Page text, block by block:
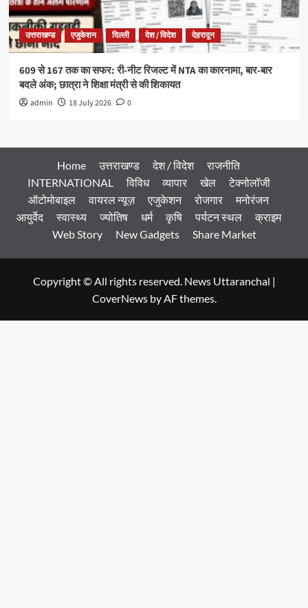
उत्तराखण्ड एजुकेशन दिल्ली देश / विदेश देहरादून
609 से 167 तक का सफर: री-नीट रिजल्ट में NTA का कारनामा, बार-बार
बदले अंक; छात्रा ने शिक्षा मंत्री से की शिकायत
admin 18 July 2026 0
Home उत्तराखण्ड देश / विदेश
राजनीति
INTERNATIONAL
विविध व्यापार खेल
टेक्नोलॉजी
ऑटोमोबाइल
वायरल न्यूज़ एजुकेशन रोजगार
मनोरंजन
आयुर्वेद
स्वास्थ्य ज्योतिष धर्म कृषि पर्यटन स्थल
क्राइम
Web Story
New Gadgets Share Market
Copyright © All rights reserved. News Uttaranchal |
CoverNewsby AF themes.